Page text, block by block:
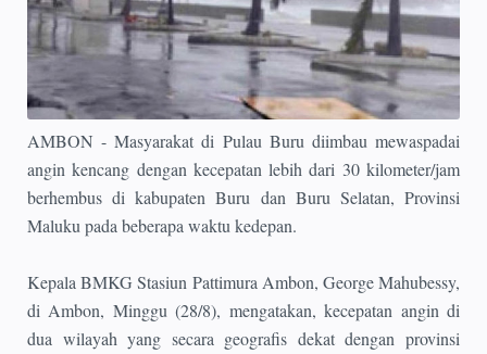
AMBON - Masyarakat di Pulau Buru diimbau mewaspadai
angin kencang dengan kecepatan lebih dari 30 kilometer/jam
berhembus di kabupaten Buru dan Buru Selatan, Provinsi
Maluku pada beberapa waktu kedepan.
Kepala BMKG Stasiun Pattimura Ambon, George Mahubessy,
di Ambon, Minggu (28/8), mengatakan, kecepatan angin di
dua wilayah yang secara geografis dekat dengan provinsi